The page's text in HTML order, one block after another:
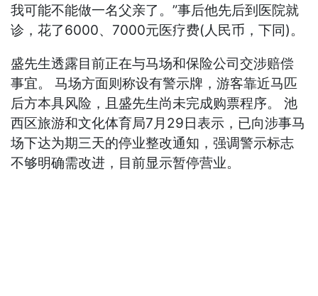
我可能不能做一名父亲了。”事后他先后到医院就
诊，花了6000、7000元医疗费(人民币，下同)。
盛先生透露目前正在与马场和保险公司交涉赔偿
事宜。 马场方面则称设有警示牌，游客靠近马匹
后方本具风险，且盛先生尚未完成购票程序。 池
西区旅游和文化体育局7月29日表示，已向涉事马
场下达为期三天的停业整改通知，强调警示标志
不够明确需改进，目前显示暂停营业。